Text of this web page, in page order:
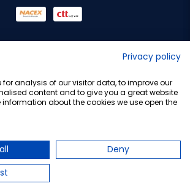
Privacy policy
for analysis of our visitor data, to improve our
content and to give you a great website
information about the cookies we use open the
Deny